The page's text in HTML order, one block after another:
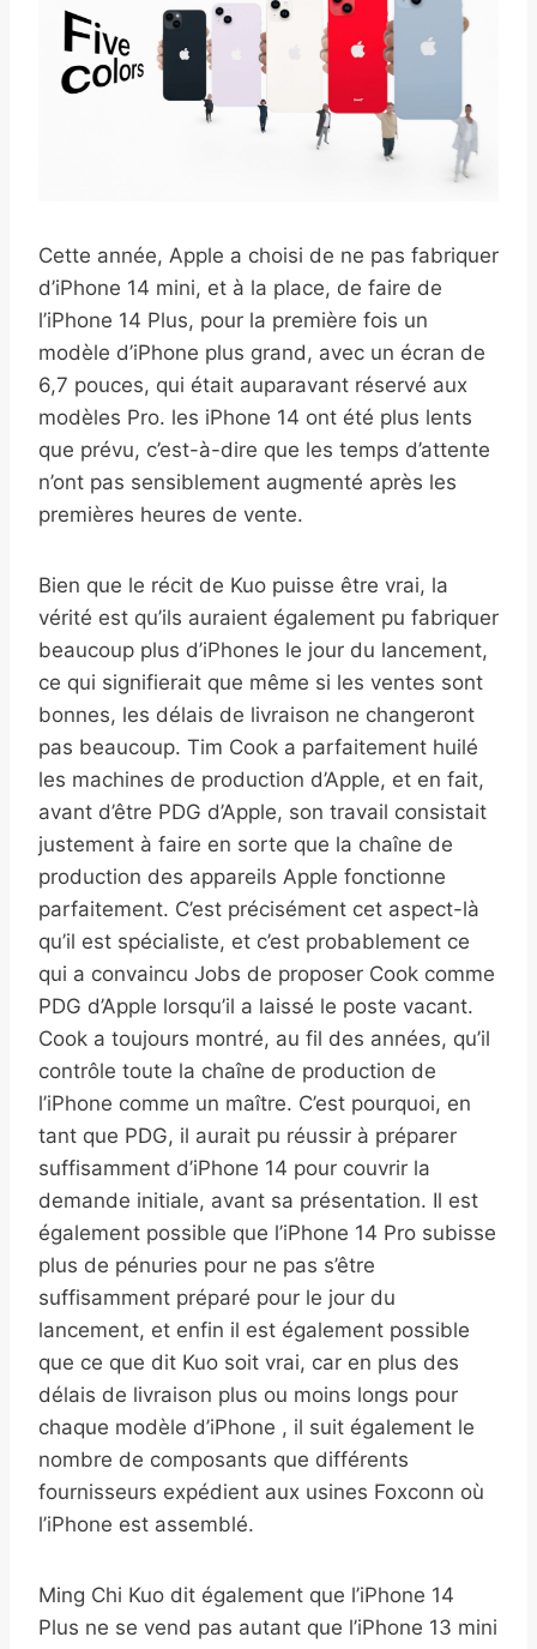
Cette année, Apple a choisi de ne pas fabriquer
d’iPhone 14 mini, et à la place, de faire de
l’iPhone 14 Plus, pour la première fois un
modèle d’iPhone plus grand, avec un écran de
6,7 pouces, qui était auparavant réservé aux
modèles Pro. les iPhone 14 ont été plus lents
que prévu, c’est-à-dire que les temps d’attente
n’ont pas sensiblement augmenté après les
premières heures de vente.
Bien que le récit de Kuo puisse être vrai, la
vérité est qu’ils auraient également pu fabriquer
beaucoup plus d’iPhones le jour du lancement,
ce qui signifierait que même si les ventes sont
bonnes, les délais de livraison ne changeront
pas beaucoup. Tim Cook a parfaitement huilé
les machines de production d’Apple, et en fait,
avant d’être PDG d’Apple, son travail consistait
justement à faire en sorte que la chaîne de
production des appareils Apple fonctionne
parfaitement. C’est précisément cet aspect-là
qu’il est spécialiste, et c’est probablement ce
qui a convaincu Jobs de proposer Cook comme
PDG d’Apple lorsqu’il a laissé le poste vacant.
Cook a toujours montré, au fil des années, qu’il
contrôle toute la chaîne de production de
l’iPhone comme un maître. C’est pourquoi, en
tant que PDG, il aurait pu réussir à préparer
suffisamment d’iPhone 14 pour couvrir la
demande initiale, avant sa présentation. Il est
également possible que l’iPhone 14 Pro subisse
plus de pénuries pour ne pas s’être
suffisamment préparé pour le jour du
lancement, et enfin il est également possible
que ce que dit Kuo soit vrai, car en plus des
délais de livraison plus ou moins longs pour
chaque modèle d’iPhone , il suit également le
nombre de composants que différents
fournisseurs expédient aux usines Foxconn où
l’iPhone est assemblé.
Ming Chi Kuo dit également que l’iPhone 14
Plus ne se vend pas autant que l’iPhone 13 mini